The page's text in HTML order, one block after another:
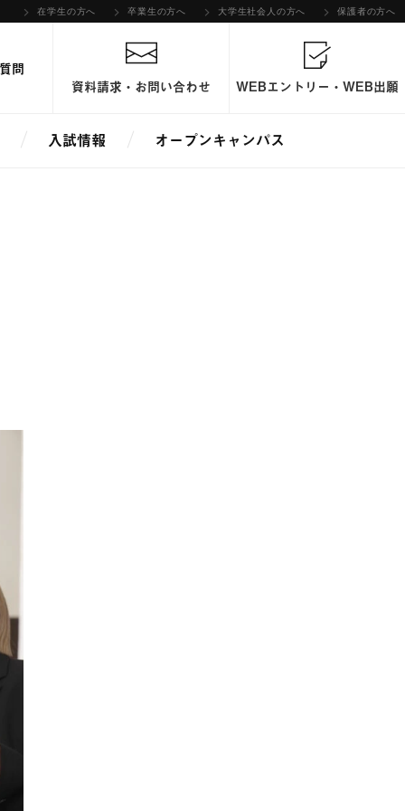
在学生の方へ 卒業生の方へ 大学生社会人の方へ 保護者の方へ
問
資料請求・お問い合わせ WEBエントリー・WEB出願
入試情報 オープンキャンパス